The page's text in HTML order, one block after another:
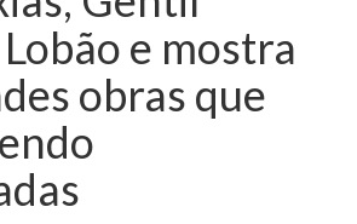
e mostra
obras que